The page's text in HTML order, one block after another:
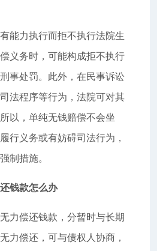
能力执行而拒不执行法院生
义务时，可能构成拒不执行
事处罚。此外，在民事诉讼
法程序等行为，法院可对其
以，单纯无钱赔偿不会坐
行义务或有妨碍司法行为，
制措施。
钱款怎么办
力偿还钱款，分暂时与长期
力偿还，可与债权人协商，